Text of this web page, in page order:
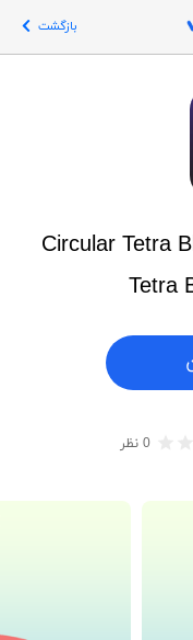
بازگشت
Circular Tetra
Tetra
0 نظر